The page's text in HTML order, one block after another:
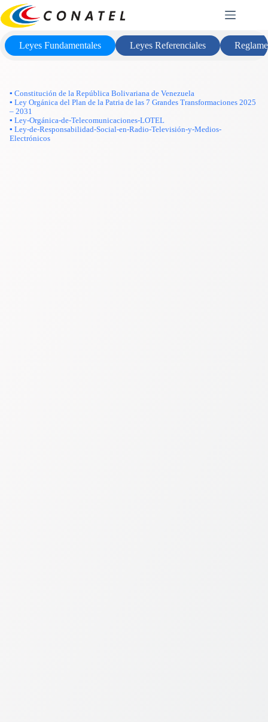
Saltar
al
contenido
Marco Legal
Leyes Fundamentales Leyes Referenciales
▪ Constitución de la República Bolivariana de Venezuela
▪ Ley Orgánica del Plan de la Patria de las 7 Grandes Transformaciones 2025
– 2031
▪ Ley-Orgánica-de-Telecomunicaciones-LOTEL
▪ Ley-de-Responsabilidad-Social-en-Radio-Televisión-y-Medios-
Electrónicos